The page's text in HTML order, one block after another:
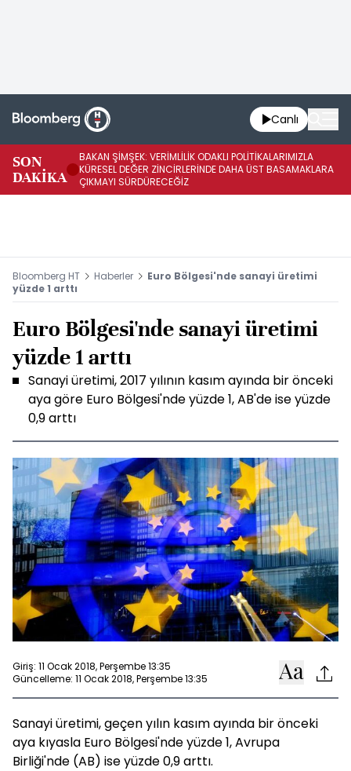
Canlı
SON
DAKİKA
BAKAN ŞİMŞEK: VERİMLİLİK ODAKLI POLİTİKALARIMIZLA
KÜRESEL DEĞER ZİNCİRLERİNDE DAHA ÜST BASAMAKLARA
ÇIKMAYI SÜRDÜRECEĞİZ
Bloomberg HT Haberler
Euro Bölgesi'nde sanayi üretimi
yüzde 1 arttı
Euro Bölgesi'nde sanayi üretimi
yüzde 1 arttı
Sanayi üretimi, 2017 yılının kasım ayında bir önceki
aya göre Euro Bölgesi'nde yüzde 1, AB'de ise yüzde
0,9 arttı
Giriş: 11 Ocak 2018, Perşembe 13:35
Güncelleme: 11 Ocak 2018, Perşembe 13:35
Sanayi üretimi, geçen yılın kasım ayında bir önceki
aya kıyasla Euro Bölgesi'nde yüzde 1, Avrupa
Birliği'nde (AB) ise yüzde 0,9 arttı.